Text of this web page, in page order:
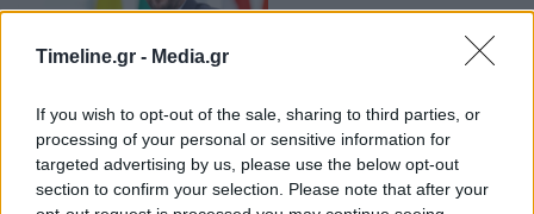
Timeline.gr - Media.gr
If you wish to opt-out of the sale, sharing to third parties, or
processing of your personal or sensitive information for
targeted advertising by us, please use the below opt-out
section to confirm your selection. Please note that after your
Ανδρουλάκης με ειδικούς για την ασφάλεια
των σιδηροδρόμων: Χρέος μας να
δημιουργήσουμε ισχυρό κράτος